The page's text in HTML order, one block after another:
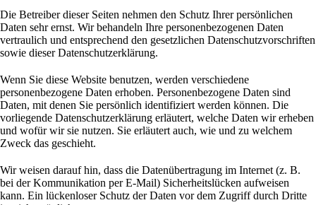
Die Betreiber dieser Seiten nehmen den Schutz Ihrer persönlichen
Daten sehr ernst. Wir behandeln Ihre personenbezogenen Daten
vertraulich und entsprechend den gesetzlichen Datenschutzvorschriften
sowie dieser Datenschutzerklärung.
Wenn Sie diese Website benutzen, werden verschiedene
personenbezogene Daten erhoben. Personenbezogene Daten sind
Daten, mit denen Sie persönlich identifiziert werden können. Die
vorliegende Datenschutzerklärung erläutert, welche Daten wir erheben
und wofür wir sie nutzen. Sie erläutert auch, wie und zu welchem
Zweck das geschieht.
Wir weisen darauf hin, dass die Datenübertragung im Internet (z. B.
bei der Kommunikation per E-Mail) Sicherheitslücken aufweisen
kann. Ein lückenloser Schutz der Daten vor dem Zugriff durch Dritte